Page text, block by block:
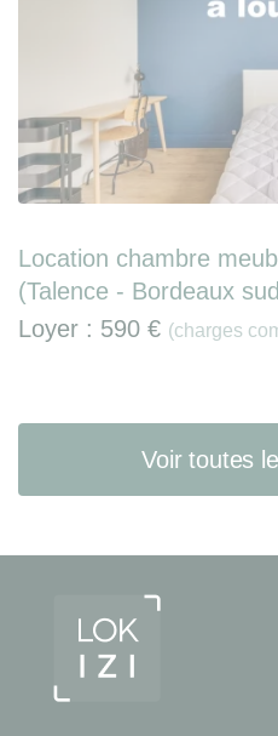
Location chambre
(Talence - Bordeaux
Loyer : 590 € (charges
Voir toutes